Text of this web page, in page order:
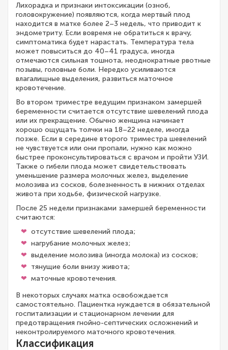
Лихорадка и признаки интоксикации (озноб,
головокружение) появляются, когда мертвый плод
находится в матке более 2–3 недель, что приводит к
эндометриту. Если вовремя не обратиться к врачу,
симптоматика будет нарастать. Температура тела
может повыситься до 40–41 градуса, иногда
отмечаются сильная тошнота, неоднократные рвотные
позывы, головные боли. Нередко усиливаются
влагалищные выделения, развиться маточное
кровотечение.
Во втором триместре ведущим признаком замершей
беременности считается отсутствие шевелений плода
или их прекращение. Обычно женщина начинает
хорошо ощущать толчки на 18–22 неделе, иногда
позже. Если в середине второго триместра шевелений
не чувствуется или они пропали, нужно как можно
быстрее проконсультироваться с врачом и пройти УЗИ.
Также о гибели плода может свидетельствовать
уменьшение размера молочных желез, выделение
молозива из сосков, болезненность в нижних отделах
живота при ходьбе, физической нагрузке.
После 25 недели признаками замершей беременности
считаются:
отсутствие шевелений плода;
нагрубание молочных желез;
выделение молозива (иногда молока) из сосков;
тянущие боли внизу живота;
маточные кровотечения.
В некоторых случаях матка освобождается
самостоятельно. Пациентка нуждается в обязательной
госпитализации и стационарном лечении для
предотвращения гнойно-септических осложнений и
неконтролируемого маточного кровотечения.
Классификация